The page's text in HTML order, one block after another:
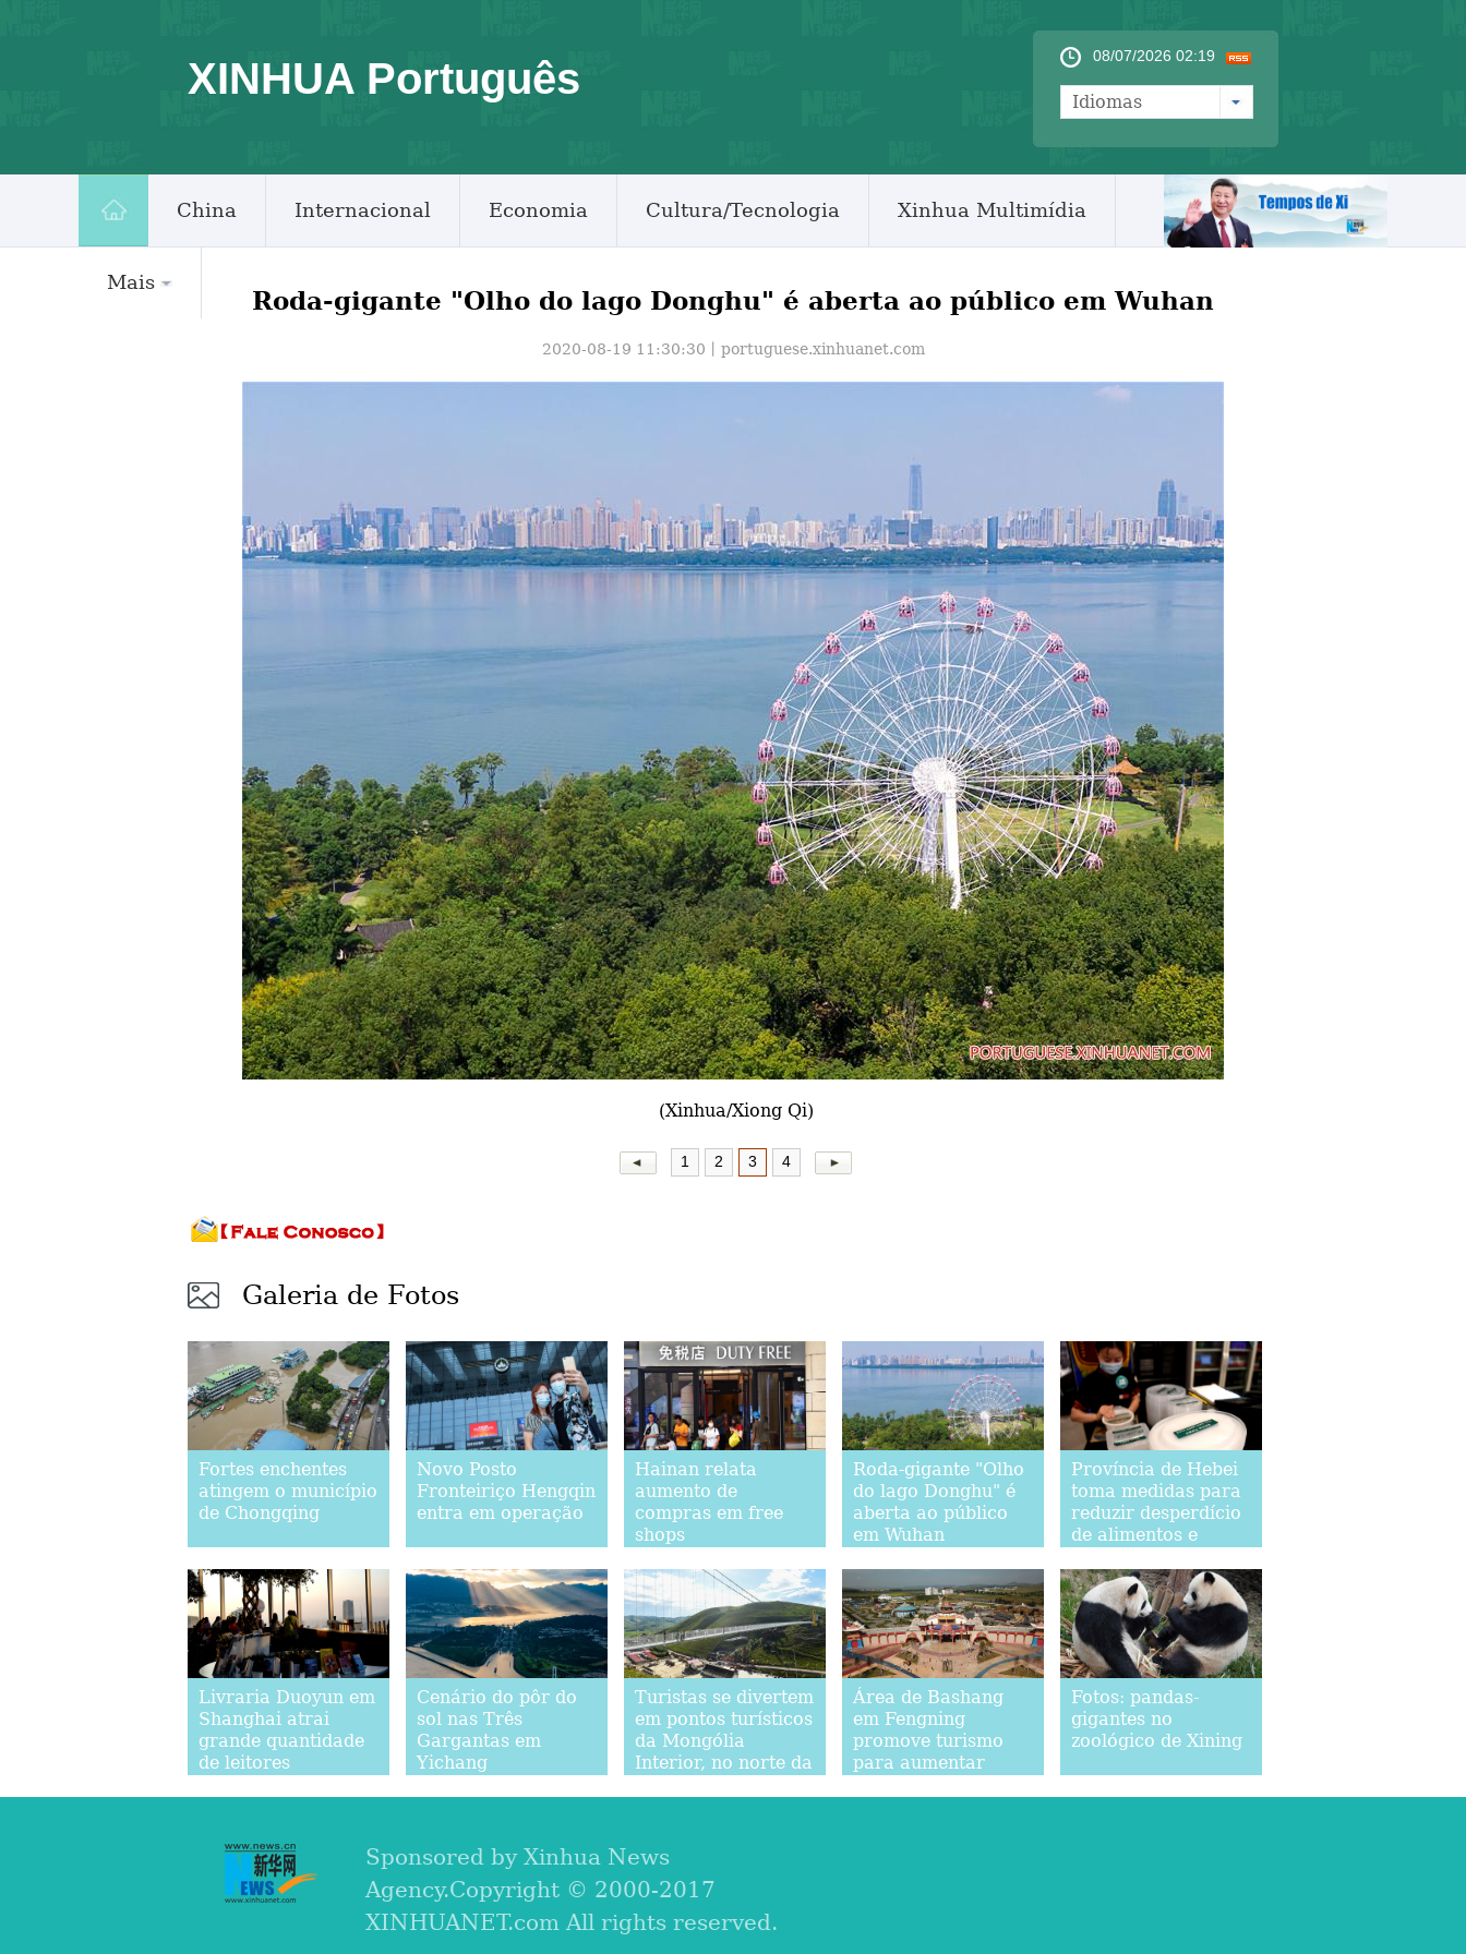
XINHUA Português 08/07/2026 02:19
Idiomas
China Internacional Economia Cultura/Tecnologia Xinhua Multimídia
Mais
Roda-gigante "Olho do lago Donghu" é aberta ao público em Wuhan
2020-08-19 11:30:30丨 portuguese.xinhuanet.com
(Xinhua/Xiong Qi)
1 2 3 4
Galeria de Fotos
Fortes enchentes
atingem o município
de Chongqing
Novo Posto
Fronteiriço Hengqin
entra em operação
Hainan relata
aumento de
compras em free
shops
Roda-gigante "Olho
do lago Donghu" é
aberta ao público
em Wuhan
Província de Hebei
toma medidas para
reduzir desperdício
de alimentos e
moderado
Livraria Duoyun em
Shanghai atrai
grande quantidade
de leitores
Cenário do pôr do
sol nas Três
Gargantas em
Yichang
Turistas se divertem
em pontos turísticos
da Mongólia
Interior, no norte da
Área de Bashang
em Fengning
promove turismo
para aumentar
Fotos: pandas-
gigantes no
zoológico de Xining
Sponsored by Xinhua News
Agency.Copyright © 2000-2017
XINHUANET.com All rights reserved.